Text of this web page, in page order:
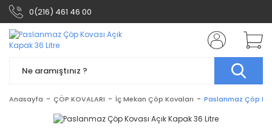
0(216) 461 46 00
Anasayfa ÇÖP KOVALARI İç Mekan Çöp Kovaları Paslanmaz Çöp